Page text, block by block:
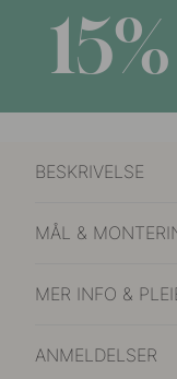
15%
BESKRIVELSE
MÅL &
MER INFO &
ANMELDELSER